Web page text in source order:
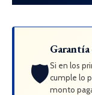
🛡️
Garantía
Si en los
cumple lo
monto